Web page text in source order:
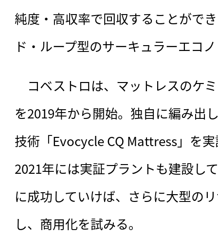
純度・高収率で回収することがで
ド・ループ型のサーキュラーエコ
コベストロは、マットレスのケ
を2019年から開始。独自に編み出
技術「Evocycle CQ Mattress」を
2021年には実証プラントも建設し
に成功していけば、さらに大型の
し、商用化を試みる。